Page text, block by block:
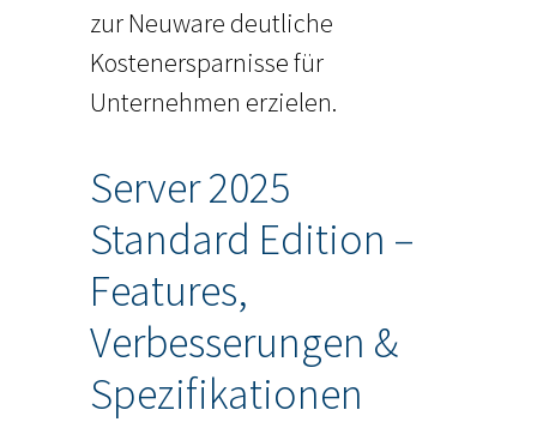
zur Neuware deutliche
Kostenersparnisse für
Unternehmen erzielen.
Server 2025
Standard Edition –
Features,
Verbesserungen &
Spezifikationen